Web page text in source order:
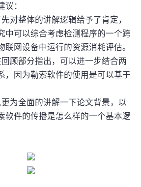
：
对整体的讲解逻辑给予了肯定，
中可以综合考虑检测程序的一个跨
联网设备中运行的资源消耗评估。
顾部分指出，可以进一步结合两
，因为勒索软件的使用是可以基于
为全面的讲解一下论文背景，以
软件的传播是怎么样的一个基本逻